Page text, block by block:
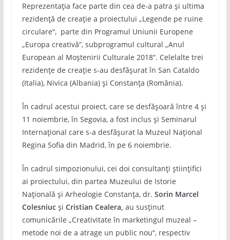
Reprezentația face parte din cea de-a patra și ultima
rezidență de creație a proiectului „Legende pe ruine
circulare“, parte din Programul Uniunii Europene
„Europa creativă”, subprogramul cultural „Anul
European al Moștenirii Culturale 2018“. Celelalte trei
rezidențe de creație s-au desfășurat în San Cataldo
(Italia), Nivica (Albania) și Constanța (România).
În cadrul acestui proiect, care se desfășoară între 4 și
11 noiembrie, în Segovia, a fost inclus și Seminarul
Internațional care s-a desfășurat la Muzeul Național
Regina Sofia din Madrid, în pe 6 noiembrie.
În cadrul simpozionului, cei doi consultanți științifici
ai proiectului, din partea Muzeului de Istorie
Națională și Arheologie Constanța, dr. Sorin Marcel
Colesniucși Cristian Cealera, au susținut
comunicările „Creativitate în marketingul muzeal –
metode noi de a atrage un public nou“, respectiv